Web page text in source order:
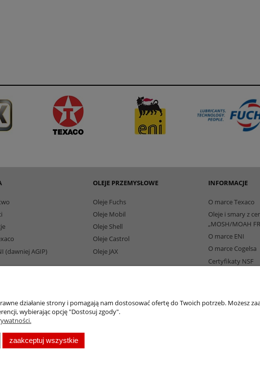
(dawniej AGIP)
OLEJE PRZEMYSŁOWE
Oleje Fuchs
Oleje Mobil
Oleje Shell
Oleje Castrol
Oleje JAX
INFORMACJE
O marce Texaco
Oleje i smary z
„MOSH/MOAH
O marce ENI
O marce Cogelsa
Certyfikaty NSF
| Olej do sprężarek | Olej hydrauliczny Fuchs | Olej transformatorowy | Olej turbinowy | Smary
działanie strony i pomagają nam dostosować ofertę do Twoich potrzeb. Możesz
wybierając opcję "Dostosuj zgody".
zaakceptuj wszystkie